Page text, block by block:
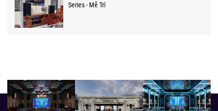
Series - Mễ Trì